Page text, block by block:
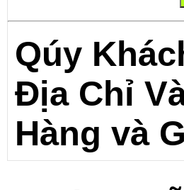
Qúy
Địa Chỉ
Hàng và